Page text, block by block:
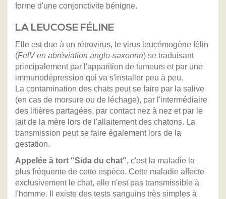
forme d'une conjonctivite bénigne.
LA LEUCOSE FÉLINE
Elle est due à un rétrovirus, le virus leucémogène félin
(FelV en abréviation anglo-saxonne) se traduisant
principalement par l'apparition de tumeurs et par une
immunodépression qui va s'installer peu à peu.
La contamination des chats peut se faire par la salive
(en cas de morsure ou de léchage), par l'intermédiaire
des litières partagées, par contact nez à nez et par le
lait de la mère lors de l'allaitement des chatons. La
transmission peut se faire également lors de la
gestation.
Appelée à tort "Sida du chat", c'est la maladie la
plus fréquente de cette espèce. Cette maladie affecte
exclusivement le chat, elle n'est pas transmissible à
l'homme. Il existe des tests sanguins très simples à